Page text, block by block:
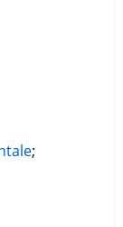
;